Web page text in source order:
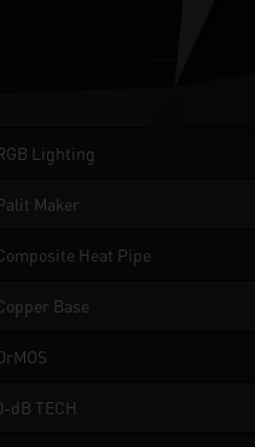
Lighting
Maker
Heat Pipe
Base
dB TECH